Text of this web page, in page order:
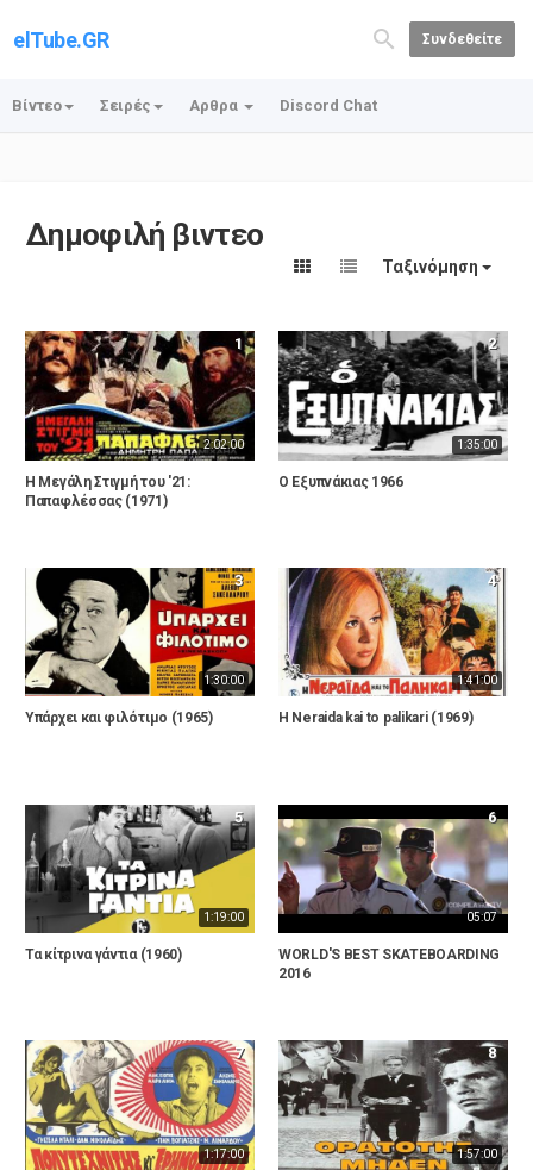
elTube.GR Συνδεθείτε
Βίντεο Σειρές Αρθρα Discord Chat
Δημοφιλή βιντεο
Ταξινόμηση
2:02:00
1
Η Μεγάλη Στιγμή του '21:
Παπαφλέσσας (1971)
1:35:00
2
Ο Εξυπνάκιας 1966
1:30:00
3
Υπάρχει και φιλότιμο (1965)
1:41:00
4
H Neraida kai to palikari (1969)
1:19:00
5
Τα κίτρινα γάντια (1960)
05:07
6
WORLD'S BEST SKATEBOARDING
2016
1:17:00
7
1:57:00
8